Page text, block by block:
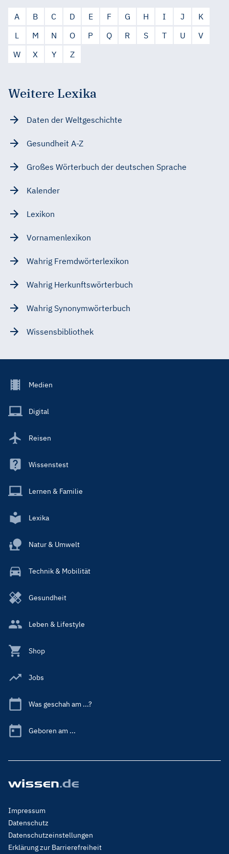
A B C D E F G H I J
K
L
M N O P Q R S T U
V
W
X Y Z
Weitere Lexika
Daten der Weltgeschichte
Gesundheit A-Z
Großes Wörterbuch der deutschen Sprache
Kalender
Lexikon
Vornamenlexikon
Wahrig Fremdwörterlexikon
Wahrig Herkunftswörterbuch
Wahrig Synonymwörterbuch
Wissensbibliothek
Footer
Main
Medien
Digital
Reisen
Wissenstest
Lernen & Familie
Lexika
Natur & Umwelt
Technik & Mobilität
Gesundheit
Leben & Lifestyle
Shop
Jobs
Was geschah am ...?
Geboren am ...
Footer
Menu
Legal
Impressum
Datenschutz
Datenschutzeinstellungen
Erklärung zur Barrierefreiheit